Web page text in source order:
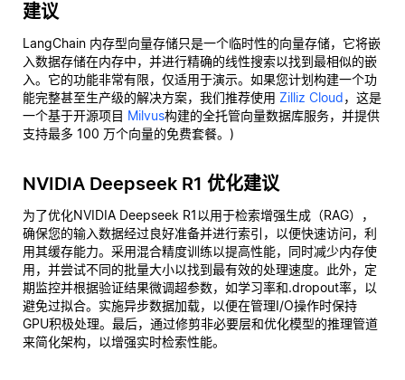
建议
LangChain 内存型向量存储只是一个临时性的向量存储，它将嵌
入数据存储在内存中，并进行精确的线性搜索以找到最相似的嵌
入。它的功能非常有限，仅适用于演示。如果您计划构建一个功
能完整甚至生产级的解决方案，我们推荐使用 Zilliz Cloud，这是
一个基于开源项目 Milvus构建的全托管向量数据库服务，并提供
支持最多 100 万个向量的免费套餐。)
NVIDIA Deepseek R1 优化建议
为了优化NVIDIA Deepseek R1以用于检索增强生成（RAG），
确保您的输入数据经过良好准备并进行索引，以便快速访问，利
用其缓存能力。采用混合精度训练以提高性能，同时减少内存使
用，并尝试不同的批量大小以找到最有效的处理速度。此外，定
期监控并根据验证结果微调超参数，如学习率和.dropout率，以
避免过拟合。实施异步数据加载，以便在管理I/O操作时保持
GPU积极处理。最后，通过修剪非必要层和优化模型的推理管道
来简化架构，以增强实时检索性能。